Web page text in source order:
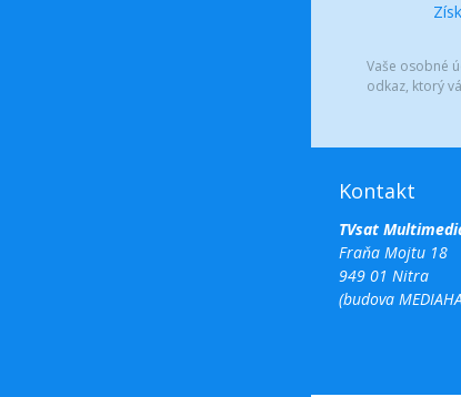
Vaše osobné
odkaz, ktorý
Kontakt
TVsat
Fraňa Mojtu 18
949 01 Nitra
(budova